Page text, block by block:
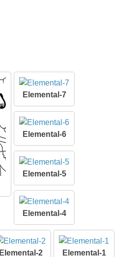
Elemental-7
Elemental-6
Elemental-5
Elemental-4
Elemental-2 Elemental-1